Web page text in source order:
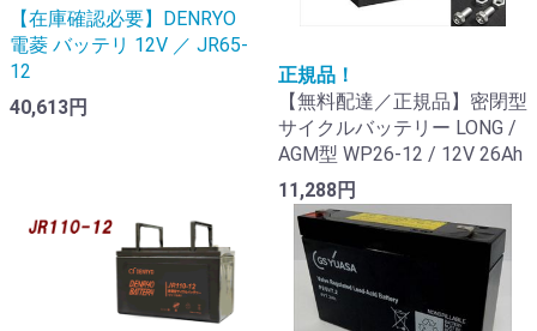
【在庫確認必要】DENRYO
電菱 バッテリ 12V ／ JR65-
12
40,613円
正規品！
【無料配達／正規品】密閉型
サイクルバッテリー LONG /
AGM型 WP26-12 / 12V 26Ah
11,288円